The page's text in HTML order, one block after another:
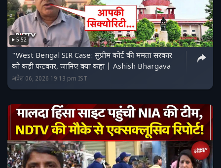
5:52
"West Bengal SIR Case: सुप्रीम कोर्ट की ममता सरकार
को कड़ी फटकार, जानिए क्या कहा | Ashish Bhargava
अप्रैल 06, 2026 19:13 pm IST